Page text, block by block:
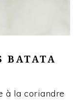
BATATA
à la coriandre